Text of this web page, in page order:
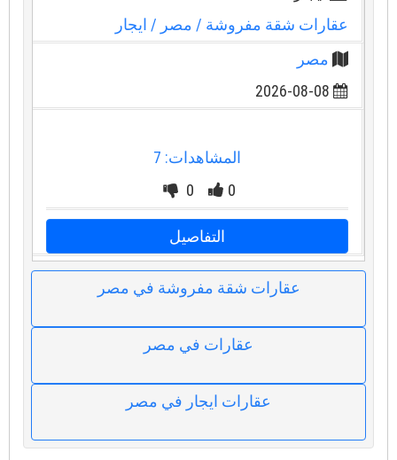
عقارات شقة مفروشة / مصر / ايجار
مصر
المشاهدات: 7
0
0
التفاصيل
عقارات شقة مفروشة في مصر
عقارات في مصر
عقارات ايجار في مصر